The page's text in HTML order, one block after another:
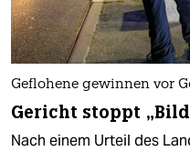
Geflohene gewinnen vor
Gericht stoppt
Nach einem Urteil des